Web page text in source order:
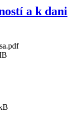
a k dani